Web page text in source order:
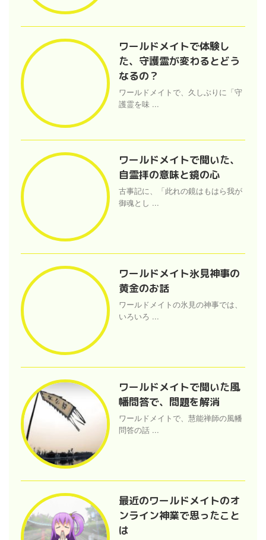
ワールドメイトで体験し
た、守護霊が変わるとどう
なるの？
ワールドメイトで、久しぶりに「守
護霊を味 ...
ワールドメイトで聞いた、
自霊拝の意味と鏡の心
古事記に、「此れの鏡はもはら我が
御魂とし ...
ワールドメイト氷見神事の
黄金のお話
ワールドメイトの氷見の神事では、
いろいろ ...
ワールドメイトで聞いた風
幡問答で、問題を解消
ワールドメイトで、慧能禅師の風幡
問答の話 ...
最近のワールドメイトのオ
ンライン神業で思ったこと
は